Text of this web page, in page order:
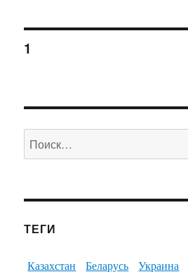
1
Искать:
ТЕГИ
Казахстан Беларусь Украина